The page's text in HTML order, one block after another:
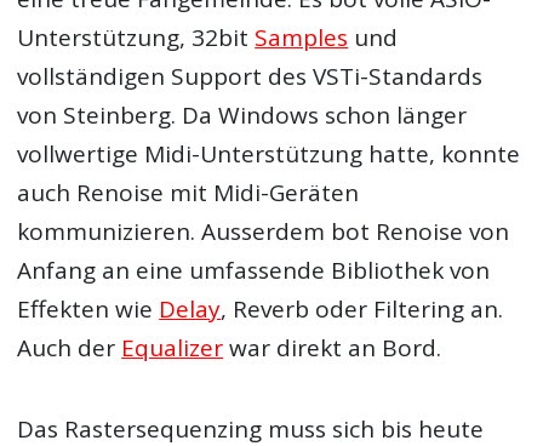
Unterstützung, 32bit Samples und
vollständigen Support des VSTi-Standards
von Steinberg. Da Windows schon länger
vollwertige Midi-Unterstützung hatte, konnte
auch Renoise mit Midi-Geräten
kommunizieren. Ausserdem bot Renoise von
Anfang an eine umfassende Bibliothek von
Effekten wie Delay, Reverb oder Filtering an.
Auch der Equalizerwar direkt an Bord.
Das Rastersequenzing muss sich bis heute